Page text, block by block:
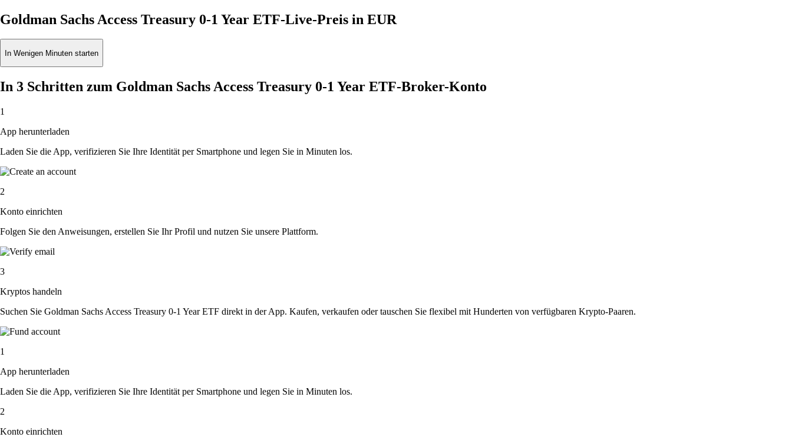
Goldman Sachs Access Treasury 0-1 Year ETF-Live-Preis in EUR
In Wenigen Minuten starten
In 3 Schritten zum Goldman Sachs Access Treasury 0-1 Year ETF-Broker-Konto
1
App herunterladen
Laden Sie die App, verifizieren Sie Ihre Identität per Smartphone und legen Sie in Minuten los.
2
Konto einrichten
Folgen Sie den Anweisungen, erstellen Sie Ihr Profil und nutzen Sie unsere Plattform.
3
Kryptos handeln
Suchen Sie Goldman Sachs Access Treasury 0-1 Year ETF direkt in der App. Kaufen, verkaufen oder tauschen Sie flexibel mit Hunderten von verfügbaren Krypto-Paaren.
1
App herunterladen
Laden Sie die App, verifizieren Sie Ihre Identität per Smartphone und legen Sie in Minuten los.
2
Konto einrichten